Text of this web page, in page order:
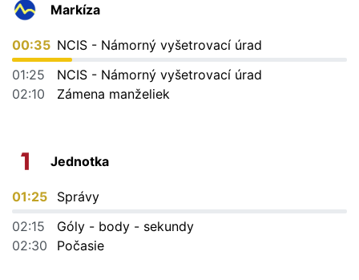
Markíza
00:35 NCIS - Námorný vyšetrovací úrad
01:25
NCIS - Námorný vyšetrovací úrad
02:10
Zámena manželiek
Jednotka
01:25
Správy
02:15
Góly - body - sekundy
02:30
Počasie